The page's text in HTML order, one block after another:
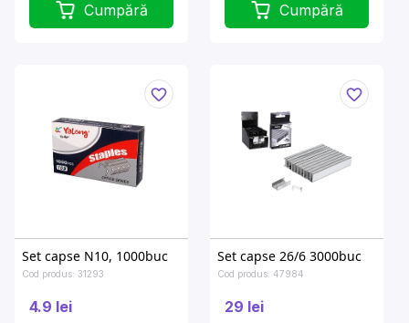
Cumpără Cumpără
Set capse N10, 1000buc
Cod produs: 31293
4.9 lei
Set capse 26/6 3000buc
Cod produs: 47984
29 lei